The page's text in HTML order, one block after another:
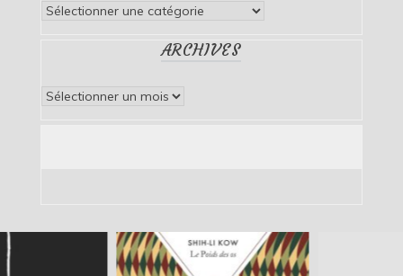
Catégories
ARCHIVES
Archives